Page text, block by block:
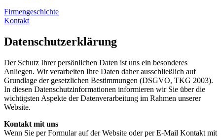
Firmengeschichte
Kontakt
Datenschutzerklärung
Der Schutz Ihrer persönlichen Daten ist uns ein besonderes
Anliegen. Wir verarbeiten Ihre Daten daher ausschließlich auf
Grundlage der gesetzlichen Bestimmungen (DSGVO, TKG 2003).
In diesen Datenschutzinformationen informieren wir Sie über die
wichtigsten Aspekte der Datenverarbeitung im Rahmen unserer
Website.
Kontakt mit uns
Wenn Sie per Formular auf der Website oder per E-Mail Kontakt mit